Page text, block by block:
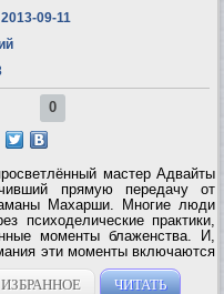
2013-09-11
0
мастер Адвайты
прямую передачу от
Махарши. Многие люди
психоделические практики,
моменты блаженства. И,
эти моменты включаются
Существует устойчивое...
ЧИТАТЬ